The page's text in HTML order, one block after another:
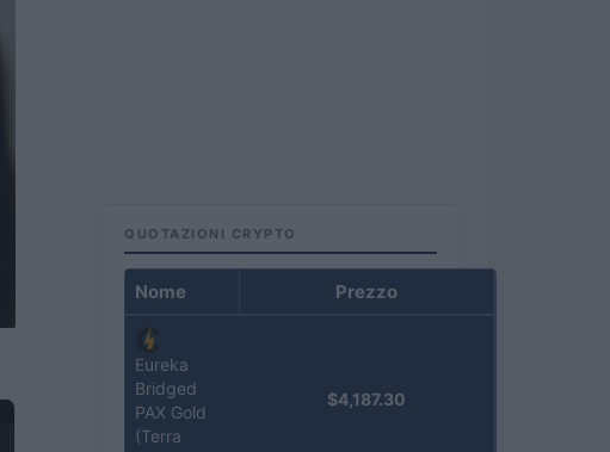
QUOTAZIONI CRYPTO
Nome Prezzo
Eureka
Bridged
PAX Gold
(Terra
$4,187.30